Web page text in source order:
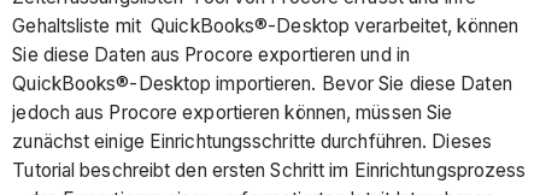
Gehaltsliste mit QuickBooks®-Desktop verarbeitet, können
Sie diese Daten aus Procore exportieren und in
QuickBooks®-Desktop importieren. Bevor Sie diese Daten
jedoch aus Procore exportieren können, müssen Sie
zunächst einige Einrichtungsschritte durchführen. Dieses
Tutorial beschreibt den ersten Schritt im Einrichtungsprozess